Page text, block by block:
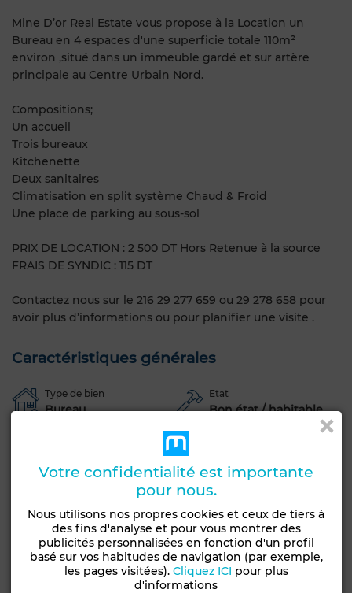
Mine D’or Real Estate vous propose à la Location un
Bureau en 4 espaces d'une superficie totale 110m²
environ ,situé dans un immeuble gardé et sur artère
principale au Centre Urbain Nord.
️Compositions;
Un accueil
Trois bureaux
Kitchenette
Deux sanitaires
Climatisation en split système Chaud & Froid
Une place de parking au sous-sol
PRIX DE LOCATION : 2 500 DT Hors Retenue à la source
FRAIS DE SYNDIC : 115 DT
Contactez nous sur le 216 29 277 659 ou 29 278 658 pour
avoir plus d’informations ou pour planifier une visite .
Caractéristiques générales
Type de bien
Bureau
Etat
Bon état / habitable
Concierge
Cuisine équipée
Voir plus de photos
Votre confidentialité est importante
pour nous.
Nous utilisons nos propres cookies et ceux de tiers à
des fins d'analyse et pour vous montrer des
publicités personnalisées en fonction d'un profil
basé sur vos habitudes de navigation (par exemple,
les pages visitées). Cliquez ICI pour plus
d'informations